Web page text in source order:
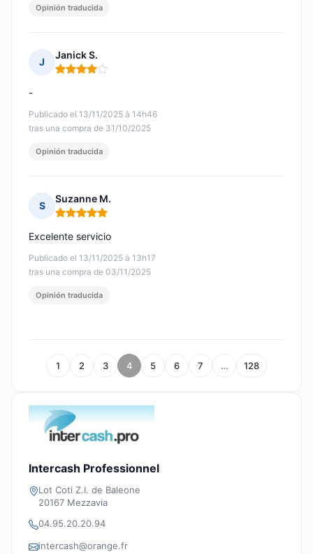
Opinión traducida
J
Janick S.
Nota: 4 de 5
Publicado el 13/11/2025 à 14h46
tras una compra de 31/10/2025
-
Opinión traducida
S
Suzanne M.
Nota: 5 de 5
Publicado el 13/11/2025 à 13h17
tras una compra de 03/11/2025
Excelente servicio
Opinión traducida
1 2 3 4 5 6 7 … 128
Intercash Professionnel
Lot Coti Z.I. de Baleone
20167 Mezzavia
04.95.20.20.94
intercash@orange.fr